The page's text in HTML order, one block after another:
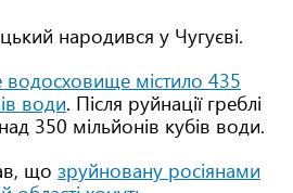
народився у Чугуєві.
водосховище містило 435
води. Після руйнації греблі
350 мільйонів кубів води.
що зруйновану росіянами